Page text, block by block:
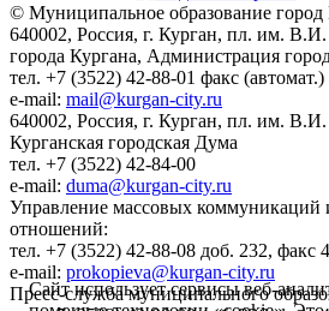
© Муниципальное образование город
640002, Россия, г. Курган, пл. им.
города Кургана, Администрация
тел. +7 (3522) 42-88-01 факс
e-mail: mail@kurgan-city.ru
640002, Россия, г. Курган, пл. им.
Курганская городская Дума
тел. +7 (3522) 42-84-00
e-mail: duma@kurgan-city.ru
Управление массовых коммуникаций
отношений:
тел. +7 (3522) 42-88-08 доб. 232, факс
e-mail: prokopieva@kurgan-city.ru
Пресс-служба муниципального
Сайт использует сервисы веб-